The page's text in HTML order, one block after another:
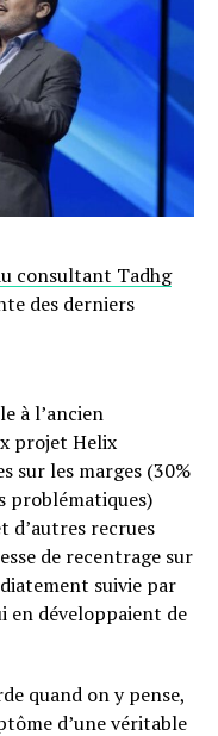
consultant Tadhg
des derniers
à l’ancien
projet Helix
sur les marges (30%
problématiques)
d’autres recrues
de recentrage sur
suivie par
en développaient de
quand on y pense,
d’une véritable